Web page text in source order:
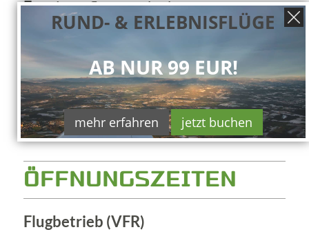
Emeine@flugstunde.de
WhatsApp
ÖFFNUNGSZEITEN
Flugbetrieb (VFR)
RUND- & ERLEBNISFLÜGE
AB NUR 99 EUR!
mehr erfahren jetzt buchen